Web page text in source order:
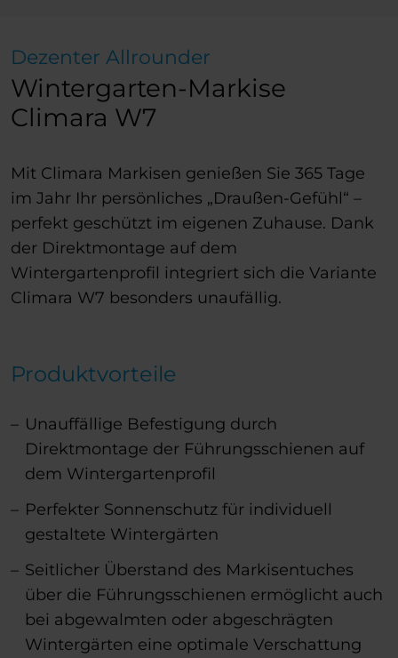
Dezenter Allrounder
Wintergarten-Markise
Climara W7
Mit Climara Markisen genießen Sie 365 Tage
im Jahr Ihr persönliches „Draußen-Gefühl“ –
perfekt geschützt im eigenen Zuhause. Dank
der Direktmontage auf dem
Wintergartenprofil integriert sich die Variante
Climara W7 besonders unaufällig.
Produktvorteile
Unauffällige Befestigung durch
Direktmontage der Führungsschienen auf
dem Wintergartenprofil
Perfekter Sonnenschutz für individuell
gestaltete Wintergärten
Seitlicher Überstand des Markisentuches
über die Führungsschienen ermöglicht auch
bei abgewalmten oder abgeschrägten
Wintergärten eine optimale Verschattung